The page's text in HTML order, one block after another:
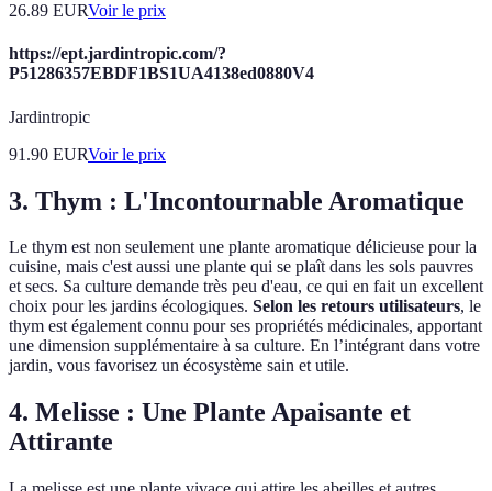
26.89 EURVoir le prix
https://ept.jardintropic.com/?
P51286357EBDF1BS1UA4138ed0880V4
Jardintropic
91.90 EURVoir le prix
3. Thym : L'Incontournable Aromatique
Le thym est non seulement une plante aromatique délicieuse pour la
cuisine, mais c'est aussi une plante qui se plaît dans les sols pauvres
et secs. Sa culture demande très peu d'eau, ce qui en fait un excellent
choix pour les jardins écologiques. Selon les retours utilisateurs, le
thym est également connu pour ses propriétés médicinales, apportant
une dimension supplémentaire à sa culture. En l’intégrant dans votre
jardin, vous favorisez un écosystème sain et utile.
4. Melisse : Une Plante Apaisante et
Attirante